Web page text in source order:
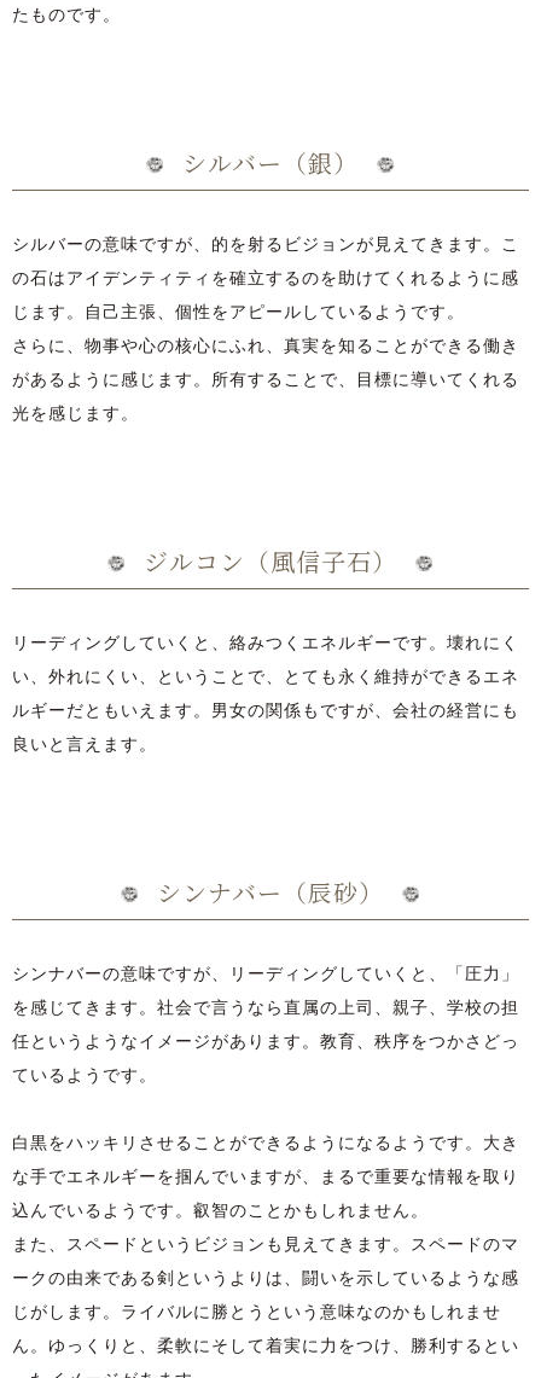
たものです。
シルバー（銀）
シルバーの意味ですが、的を射るビジョンが見えてきます。こ
の石はアイデンティティを確立するのを助けてくれるように感
じます。自己主張、個性をアピールしているようです。
さらに、物事や心の核心にふれ、真実を知ることができる働き
があるように感じます。所有することで、目標に導いてくれる
光を感じます。
ジルコン（風信子石）
リーディングしていくと、絡みつくエネルギーです。壊れにく
い、外れにくい、ということで、とても永く維持ができるエネ
ルギーだともいえます。男女の関係もですが、会社の経営にも
良いと言えます。
シンナバー（辰砂）
シンナバーの意味ですが、リーディングしていくと、「圧力」
を感じてきます。社会で言うなら直属の上司、親子、学校の担
任というようなイメージがあります。教育、秩序をつかさどっ
ているようです。
白黒をハッキリさせることができるようになるようです。大き
な手でエネルギーを掴んでいますが、まるで重要な情報を取り
込んでいるようです。叡智のことかもしれません。
また、スペードというビジョンも見えてきます。スペードのマ
ークの由来である剣というよりは、闘いを示しているような感
じがします。ライバルに勝とうという意味なのかもしれませ
ん。ゆっくりと、柔軟にそして着実に力をつけ、勝利するとい